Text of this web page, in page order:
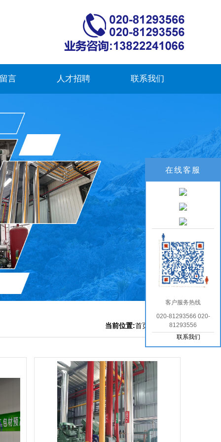
言 人才招聘 联系我们
当前位置:首页 安装实例
在线客服
客户服务热线
020-81293566 020-
81293556
联系我们